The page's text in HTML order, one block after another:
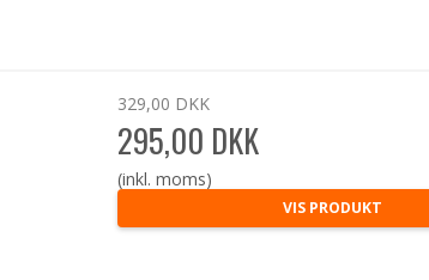
329,00 DKK
295,00 DKK
(inkl. moms)
VIS PRODUKT